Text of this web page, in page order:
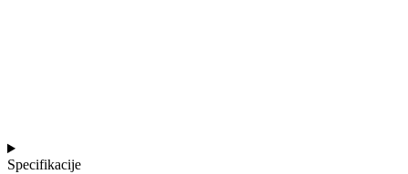
Specifikacije